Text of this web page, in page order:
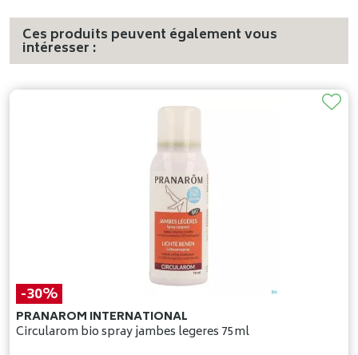
Ces produits peuvent également vous
intéresser :
-30%
PRANAROM INTERNATIONAL
Circularom bio spray jambes legeres 75ml